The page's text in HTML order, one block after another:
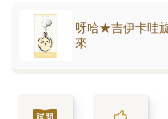
呀哈★吉伊卡哇
來